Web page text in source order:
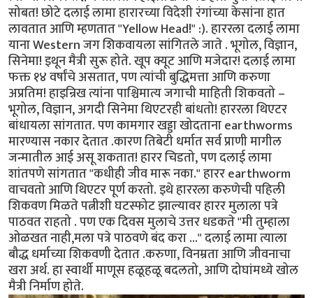
सोबत! छोटे दलाई लामा हारारच्या विदेशी रंगांच्या केसांना हात
लावतात आणि म्हणतात "Yellow Head!" :). हाररला दलाई लामा
याना Western जग शिकवायला सांगितले जाते . भूगोल, विज्ञान,
सिनेमा! इथून मैत्री सुरू होते. खूप क्यूट आणि मजेदार! दलाई लामा
फक्त १४ वर्षांचे असतात, पण त्यांची बुद्धिमत्ता आणि करुणा
अप्रतिम! हाइन्रिख त्यांना पाश्चिमात्य जगाची माहिती शिकवतो –
भूगोल, विज्ञान, अगदी सिनेमा थिएटरही बांधतो! हाररला थिएटर
बांधायला सांगतात. पण कामगार खड्डा खोदताना earthworms
मारण्यास नकार देतात .कारण तिबेटी धर्मात सर्व प्राणी मागील
जन्मातील आई असू शकतात! हारर चिडतो, पण दलाई लामा
शांतपणे सांगतात "कधीही जीव मारू नका." हारर earthworm
वाचवतो आणि थिएटर पूर्ण करतो. इथे हाररला करुणेची पहिली
शिकवण मिळते पत्नीशी घटस्फोट झाल्यावर हारर मुलाला पत्रे
पाठवत राहतो . पण एक दिवस मुलाचे उत्तर धडकते "मी तुम्हाला
ओळखत नाही,मला पत्रे पाठवणे बंद करा ..." दलाई लामा त्याला
बौद्ध धर्माच्या शिकवणी देतात .करुणा, विनम्रता आणि जीवनाचा
खरा अर्थ. हा स्वार्थी माणूस हळूहळू बदलतो, आणि दोघांमध्ये खोल
मैत्री निर्माण होते.